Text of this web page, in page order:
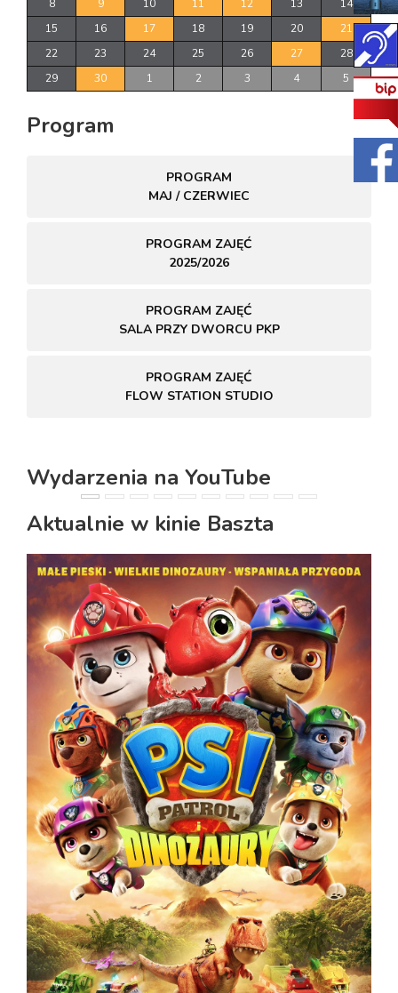
8 9 10 11 12 13
14
15
16 17 18 19 20
21
22
23 24 25 26 27
28
29
30 1 2 3 4 5
Program
PROGRAM
MAJ / CZERWIEC
PROGRAM ZAJĘĆ
2025/2026
PROGRAM ZAJĘĆ
SALA PRZY DWORCU PKP
PROGRAM ZAJĘĆ
FLOW STATION STUDIO
Wydarzenia na YouTube
PREVIOUS
Aktualnie w kinie Baszta
PREVIOUS NEXT